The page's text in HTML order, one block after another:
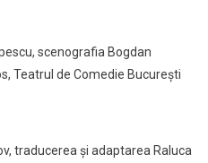
scenografia Bogdan
Teatrul de Comedie București
traducerea și adaptarea Raluca